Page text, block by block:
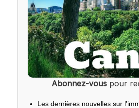
Abonnez-vouspour
Les dernières nouvelles sur